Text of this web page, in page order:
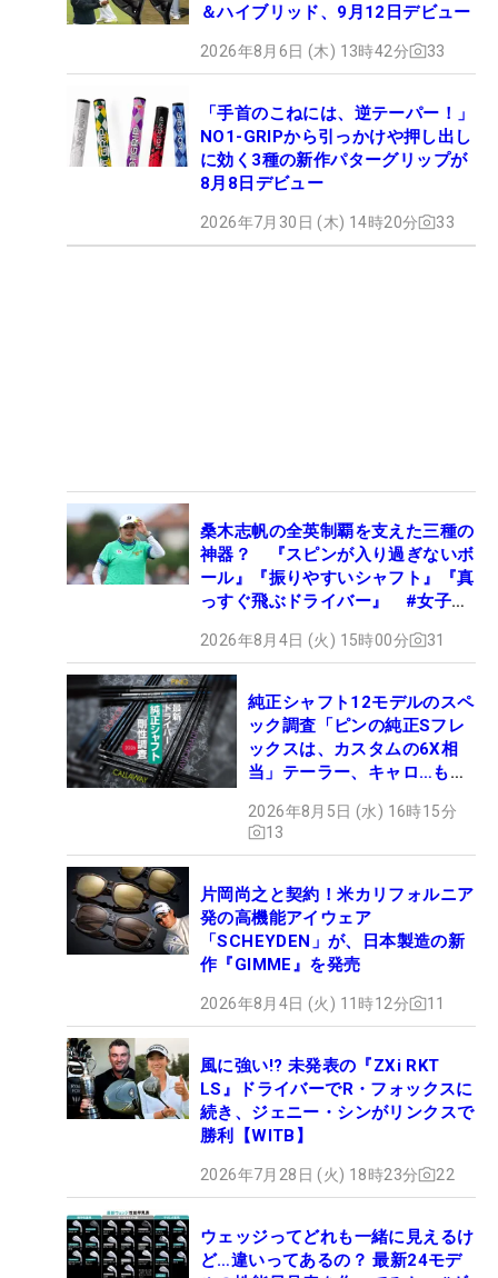
＆ハイブリッド、9月12日デビュー
2026年8月6日 (木) 13時42分 33
「手首のこねには、逆テーパー！」
NO1-GRIPから引っかけや押し出し
に効く3種の新作パターグリップが
8月8日デビュー
2026年7月30日 (木) 14時20分 33
桑木志帆の全英制覇を支えた三種の
神器？ 『スピンが入り過ぎないボ
ール』『振りやすいシャフト』『真
っすぐ飛ぶドライバー』 #女子プ
2026年8月4日 (火) 15時00分 31
純正シャフト12モデルのスペ
ック調査「ピンの純正Sフレ
ックスは、カスタムの6X相
当」テーラー、キャロ…もチ
2026年8月5日 (水) 16時15分
13
片岡尚之と契約！米カリフォルニア
発の高機能アイウェア
「SCHEYDEN」が、日本製造の新
作『GIMME』を発売
2026年8月4日 (火) 11時12分 11
風に強い!? 未発表の『ZXi RKT
LS』ドライバーでR・フォックスに
続き、ジェニー・シンがリンクスで
勝利【WITB】
2026年7月28日 (火) 18時23分 22
ウェッジってどれも一緒に見えるけ
ど…違いってあるの？ 最新24モデ